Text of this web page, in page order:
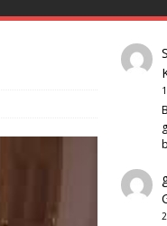
S